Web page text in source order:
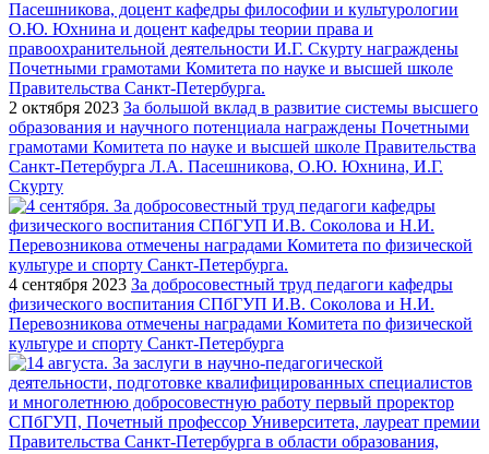
2 октября 2023 За большой вклад в развитие системы высшего
образования и научного потенциала награждены Почетными
грамотами Комитета по науке и высшей школе Правительства
Санкт-Петербурга Л.А. Пасешникова, О.Ю. Юхнина, И.Г.
Скурту
4 сентября 2023 За добросовестный труд педагоги кафедры
физического воспитания СПбГУП И.В. Соколова и Н.И.
Перевозникова отмечены наградами Комитета по физической
культуре и спорту Санкт-Петербурга